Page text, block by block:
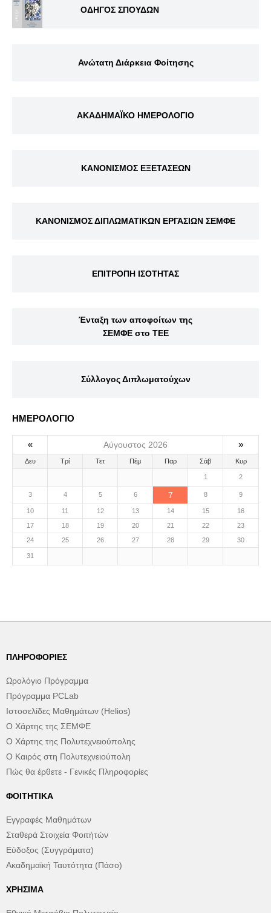
ΟΔΗΓΟΣ ΣΠΟΥΔΩΝ
Ανώτατη Διάρκεια Φοίτησης
ΑΚΑΔΗΜΑΪΚΟ ΗΜΕΡΟΛΟΓΙΟ
ΚΑΝΟΝΙΣΜΟΣ ΕΞΕΤΑΣΕΩΝ
ΚΑΝΟΝΙΣΜΟΣ ΔΙΠΛΩΜΑΤΙΚΩΝ ΕΡΓΑΣΙΩΝ ΣΕΜΦΕ
ΕΠΙΤΡΟΠΗ ΙΣΟΤΗΤΑΣ
Ένταξη των αποφοίτων της
ΣΕΜΦΕ στο ΤΕΕ
Σύλλογος Διπλωματούχων
ΗΜΕΡΟΛΟΓΙΟ
« Αύγουστος 2026 »
Δευ Τρί Τετ Πέμ Παρ Σάβ Κυρ
1 2
3 4 5 6 7 8 9
10 11 12 13 14 15
16
17
18 19 20 21 22
23
24
25 26 27 28 29 30
31
ΠΛΗΡΟΦΟΡΊΕΣ
Ωρολόγιο Πρόγραμμα
Πρόγραμμα PCLab
Ιστοσελίδες Μαθημάτων (Helios)
Ο Χάρτης της ΣΕΜΦΕ
Ο Χάρτης της Πολυτεχνειούπολης
Ο Καιρός στη Πολυτεχνειούπολη
Πώς θα έρθετε - Γενικές Πληροφορίες
ΦΟΙΤΗΤΙΚΆ
Εγγραφές Μαθημάτων
Σταθερά Στοιχεία Φοιτήτών
Εύδοξος (Συγγράματα)
Ακαδημαϊκή Ταυτότητα (Πάσο)
ΧΡΉΣΙΜΑ